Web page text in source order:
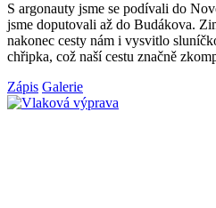
S argonauty jsme se podívali do
jsme doputovali až do Budákova.
nakonec cesty nám i vysvitlo
chřipka, což naší cestu značně
Zápis Galerie